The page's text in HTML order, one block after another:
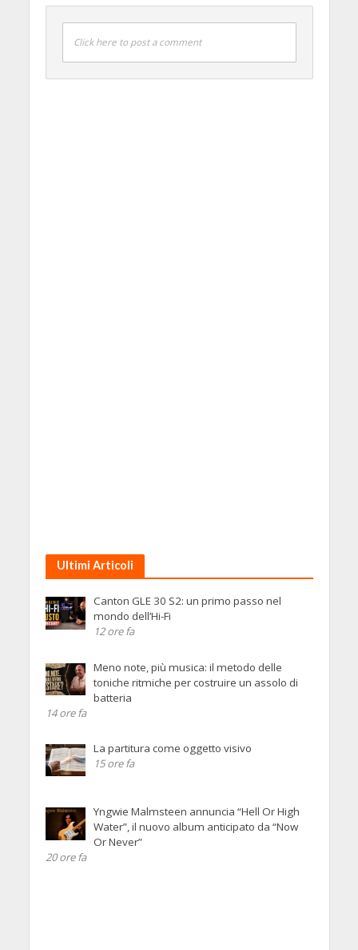
Click here to post a comment
Ultimi Articoli
Canton GLE 30 S2: un primo passo nel
mondo dell’Hi-Fi
12 ore fa
Meno note, più musica: il metodo delle
toniche ritmiche per costruire un assolo di
batteria
14 ore fa
La partitura come oggetto visivo
15 ore fa
Yngwie Malmsteen annuncia “Hell Or High
Water”, il nuovo album anticipato da “Now
Or Never”
20 ore fa